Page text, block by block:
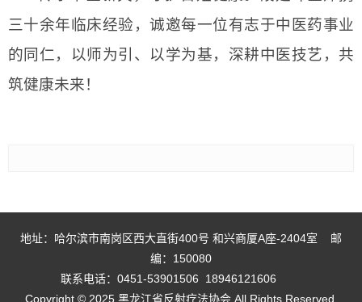
三十余年临床经验，诚邀每一位有志于中医药事业
的同仁，以师为引、以学为基，深耕中医技艺，共
筑健康未来！
地址：哈尔滨市南岗区西大直街400号 和兴商厦A座-2404室 邮
编：150080
联系电话：0451-53901506 18946121606
Copyright © 2025 黑龙江省反射疗法协会 All Rights Reserved.